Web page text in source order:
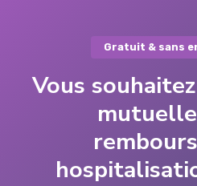
Gratuit & sans
Vous